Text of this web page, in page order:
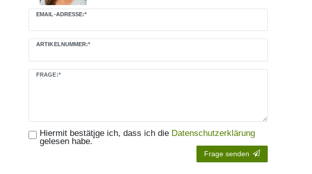
EMAIL-ADRESSE:*
ARTIKELNUMMER:*
FRAGE:*
Hiermit bestätige ich, dass ich die Daten­schutz­erklärung
gelesen habe.*
Ceres::Template.mailFormHoneypotLabel
Frage senden